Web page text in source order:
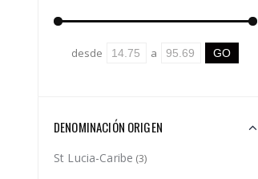
desde a
DENOMINACIÓN ORIGEN
St Lucia-Caribe (3)